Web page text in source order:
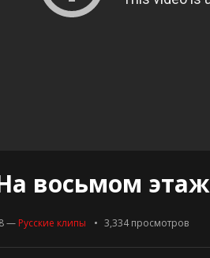
восьмом
— Русские клипы 3,334просмотров